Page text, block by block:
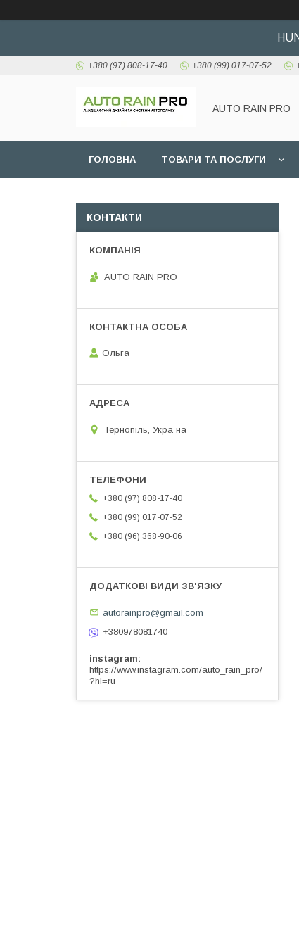
+380 (97) 808-17-40 +380 (99) 017-07-52
AUTO RAIN PRO
ГОЛОВНА ТОВАРИ ТА ПОСЛУГИ
КОНТАКТИ
AUTO RAIN PRO
Ольга
Тернопіль, Україна
+380 (97) 808-17-40
+380 (99) 017-07-52
+380 (96) 368-90-06
autorainpro@gmail.com
+380978081740
instagram
https://www.instagram.com/auto_rain_pro/
?hl=ru